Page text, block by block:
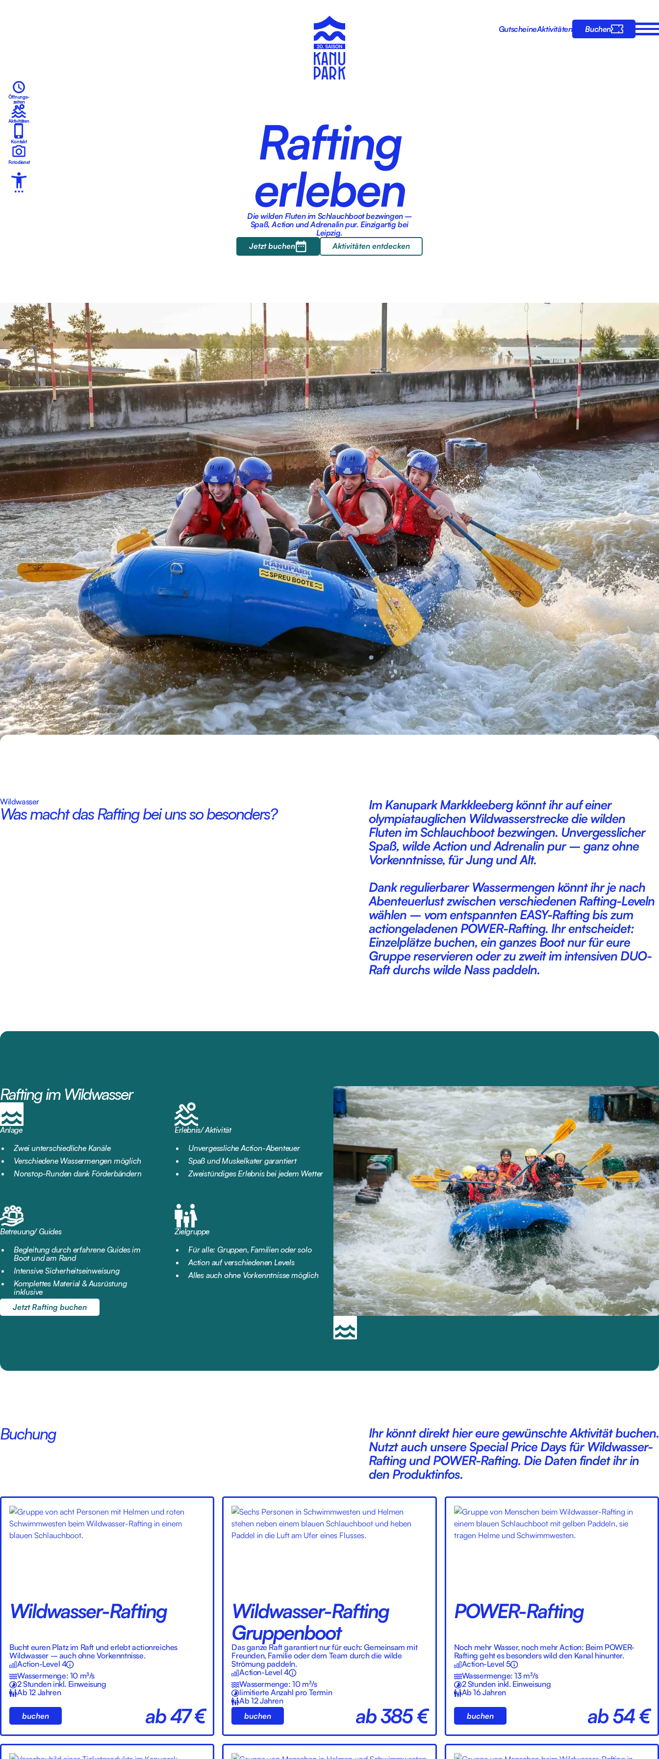
GutscheineAktivitäten Buchen
Öffnungs-
zeiten
Aktivitäten
Kontakt
Fotodienst
Rafting
erleben
Die wilden Fluten im Schlauchboot bezwingen –
Spaß, Action und Adrenalin pur. Einzigartig bei
Leipzig.
Jetzt buchen
Aktivitäten entdecken
Wildwasser
Was macht das Rafting bei uns so besonders?
Im Kanupark Markkleeberg könnt ihr auf einer
olympiatauglichen Wildwasserstrecke die wilden
Fluten im Schlauchboot bezwingen. Unvergesslicher
Spaß, wilde Action und Adrenalin pur – ganz ohne
Vorkenntnisse, für Jung und Alt.
Dank regulierbarer Wassermengen könnt ihr je nach
Abenteuerlust zwischen verschiedenen Rafting-Leveln
wählen – vom entspannten EASY-Rafting bis zum
actiongeladenen POWER-Rafting. Ihr entscheidet:
Einzelplätze buchen, ein ganzes Boot nur für eure
Gruppe reservieren oder zu zweit im intensiven DUO-
Raft durchs wilde Nass paddeln.
Rafting im Wildwasser
Anlage
Zwei unterschiedliche Kanäle
Verschiedene Wassermengen möglich
Nonstop-Runden dank Förderbändern
Erlebnis/ Aktivität
Unvergessliche Action-Abenteuer
Spaß und Muskelkater garantiert
Zweistündiges Erlebnis bei jedem Wetter
Betreuung/ Guides
Begleitung durch erfahrene Guides im
Boot und am Rand
Intensive Sicherheitseinweisung
Komplettes Material & Ausrüstung
inklusive
Zielgruppe
Für alle: Gruppen, Familien oder solo
Action auf verschiedenen Levels
Alles auch ohne Vorkenntnisse möglich
Jetzt Rafting buchen
Buchung
Ihr könnt direkt hier eure gewünschte Aktivität buchen.
Nutzt auch unsere Special Price Days für Wildwasser-
Rafting und POWER-Rafting. Die Daten findet ihr in
den Produktinfos.
Wildwasser-Rafting
Bucht euren Platz im Raft und erlebt actionreiches
Wildwasser – auch ohne Vorkenntnisse.
Action-Level 4
Wassermenge: 10 m³/s
2 Stunden inkl. Einweisung
Ab 12 Jahren
buchen ab 47 €
Wildwasser-Rafting
Gruppenboot
Das ganze Raft garantiert nur für euch: Gemeinsam mit
Freunden, Familie oder dem Team durch die wilde
Strömung paddeln.
Action-Level 4
Wassermenge: 10 m³/s
limitierte Anzahl pro Termin
Ab 12 Jahren
buchen
ab 385 €
POWER-Rafting
Noch mehr Wasser, noch mehr Action: Beim POWER-
Rafting geht es besonders wild den Kanal hinunter.
Action-Level 5
Wassermenge: 13 m³/s
2 Stunden inkl. Einweisung
Ab 16 Jahren
buchen ab 54 €